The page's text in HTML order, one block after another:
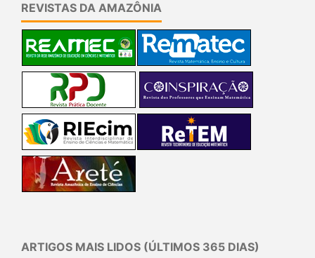
REVISTAS DA AMAZÔNIA
ARTIGOS MAIS LIDOS (ÚLTIMOS 365 DIAS)